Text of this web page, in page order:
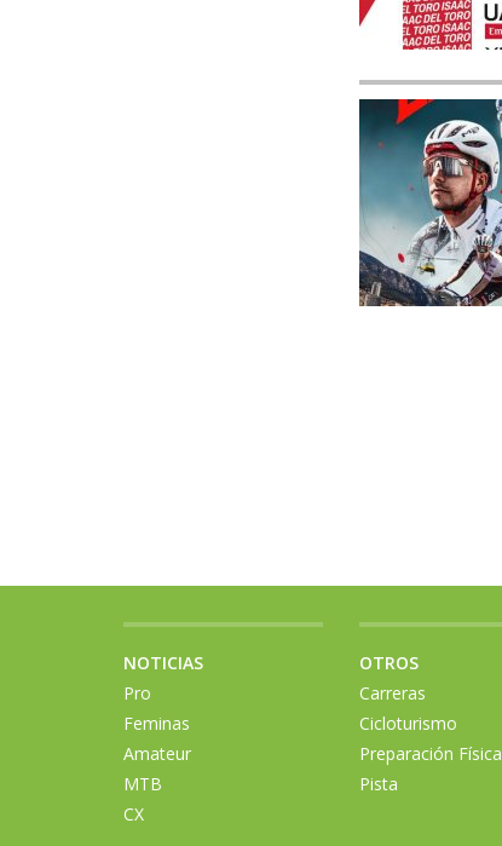
NOTICIAS
Pro
Feminas
Amateur
MTB
CX
OTROS
Carreras
Cicloturismo
Preparación Física
Pista